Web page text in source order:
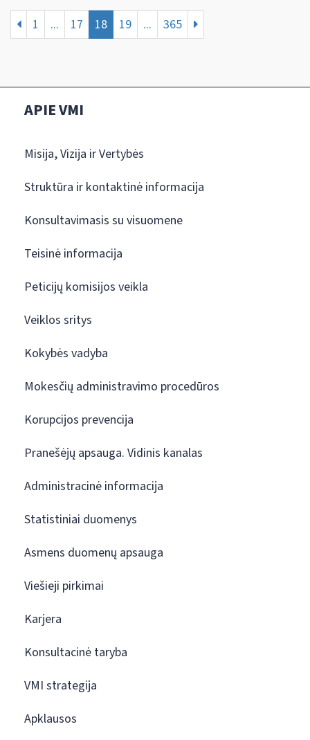
1 ... 17 18 19 ... 365
APIE VMI
Misija, Vizija ir Vertybės
Struktūra ir kontaktinė informacija
Konsultavimasis su visuomene
Teisinė informacija
Peticijų komisijos veikla
Veiklos sritys
Kokybės vadyba
Mokesčių administravimo procedūros
Korupcijos prevencija
Pranešėjų apsauga. Vidinis kanalas
Administracinė informacija
Statistiniai duomenys
Asmens duomenų apsauga
Viešieji pirkimai
Karjera
Konsultacinė taryba
VMI strategija
Apklausos